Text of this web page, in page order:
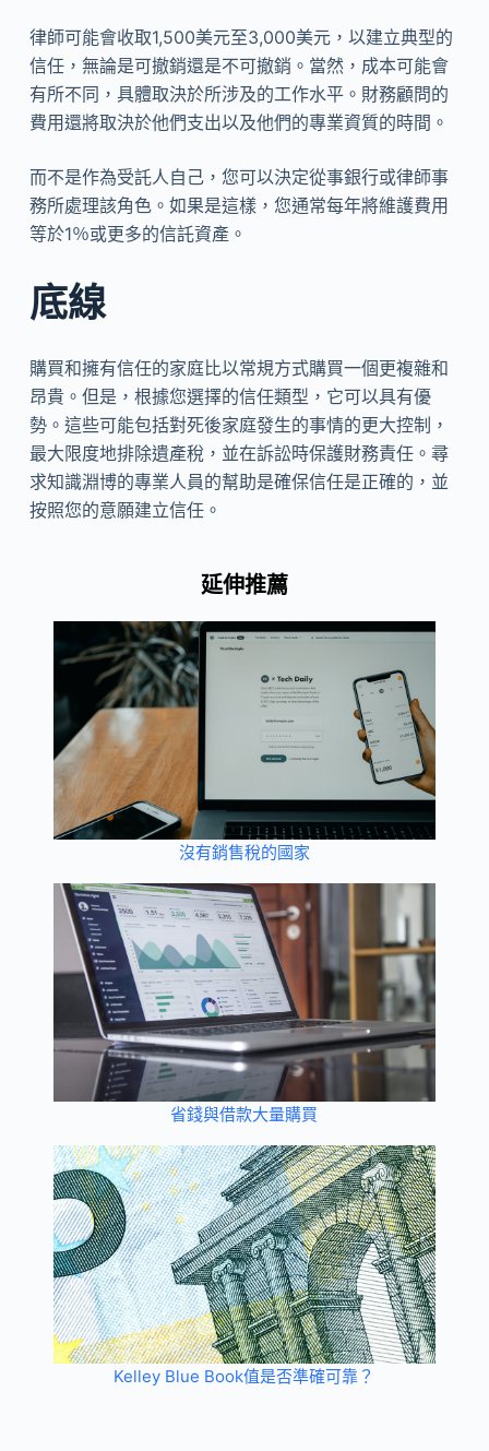
律師可能會收取1,500美元至3,000美元，以建立典型的
信任，無論是可撤銷還是不可撤銷。當然，成本可能會
有所不同，具體取決於所涉及的工作水平。財務顧問的
費用還將取決於他們支出以及他們的專業資質的時間。
而不是作為受託人自己，您可以決定從事銀行或律師事
務所處理該角色。如果是這樣，您通常每年將維護費用
等於1％或更多的信託資產。
底線
購買和擁有信任的家庭比以常規方式購買一個更複雜和
昂貴。但是，根據您選擇的信任類型，它可以具有優
勢。這些可能包括對死後家庭發生的事情的更大控制，
最大限度地排除遺產稅，並在訴訟時保護財務責任。尋
求知識淵博的專業人員的幫助是確保信任是正確的，並
按照您的意願建立信任。
延伸推薦
沒有銷售稅的國家
省錢與借款大量購買
Kelley Blue Book值是否準確可靠？